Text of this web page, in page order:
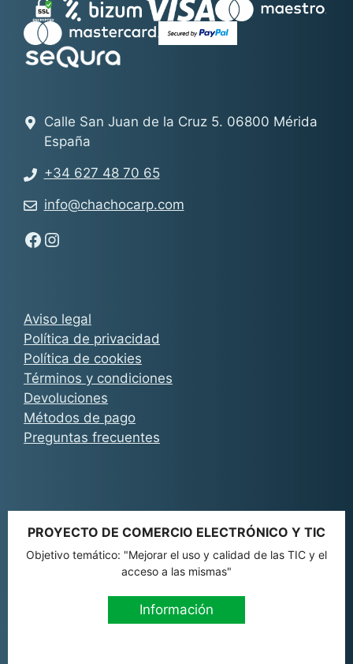
Aviso legal
Política de privacidad
Política de cookies
Términos y condiciones
Devoluciones
Métodos de pago
Preguntas frecuentes
Calle San Juan de la Cruz 5. 06800 Mérida
España
+34 627 48 70 65
info@chachocarp.com
Síguenos en Facebook - Chachocarp
Síguenos en Instagram - Chachocarp
PROYECTO DE COMERCIO ELECTRÓNICO Y TIC
Objetivo temático: "Mejorar el uso y calidad de las TIC y el
acceso a las mismas"
Información